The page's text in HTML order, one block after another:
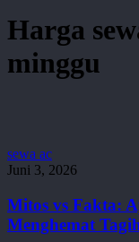
Harga
minggu
Mitos
vs
Apakah
AC
Inverter
sewa ac
Juni 3, 2026
Mitos vs Fakta:
Menghemat